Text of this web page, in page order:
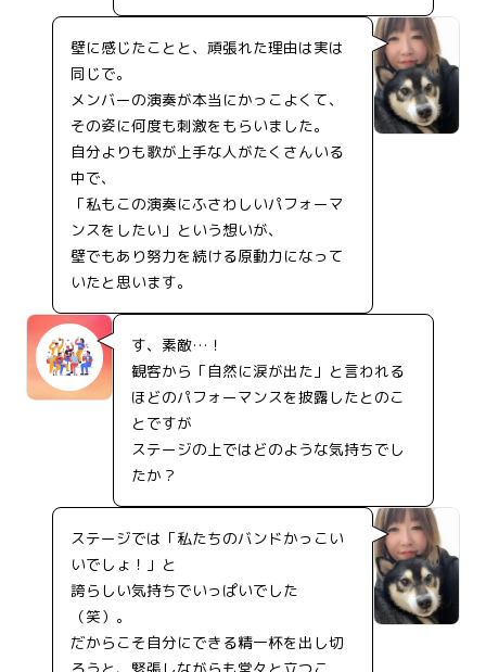
壁に感じたことと、頑張れた理由は実は
同じで。
メンバーの演奏が本当にかっこよくて、
その姿に何度も刺激をもらいました。
自分よりも歌が上手な人がたくさんいる
中で、
「私もこの演奏にふさわしいパフォーマ
ンスをしたい」という想いが、
壁でもあり努力を続ける原動力になって
いたと思います。
す、素敵…！
観客から「自然に涙が出た」と言われる
ほどのパフォーマンスを披露したとのこ
とですが
ステージの上ではどのような気持ちでし
たか？
ステージでは「私たちのバンドかっこい
いでしょ！」と
誇らしい気持ちでいっぱいでした
（笑）。
だからこそ自分にできる精一杯を出し切
ろうと、緊張しながらも堂々と立つこ